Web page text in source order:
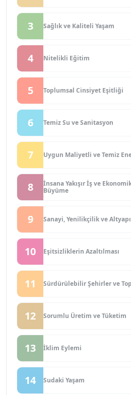
3 Sağlık ve Kaliteli Yaşam
4 Nitelikli Eğitim
5 Toplumsal Cinsiyet Eşitliği
6 Temiz Su ve Sanitasyon
7 Uygun Maliyetli ve Temiz
8
İnsana Yakışır İş ve
Büyüme
9 Sanayi, Yenilikçilik ve Altyapı
10 Eşitsizliklerin Azaltılması
11 Sürdürülebilir Şehirler ve
12 Sorumlu Üretim ve Tüketim
13 İklim Eylemi
14 Sudaki Yaşam